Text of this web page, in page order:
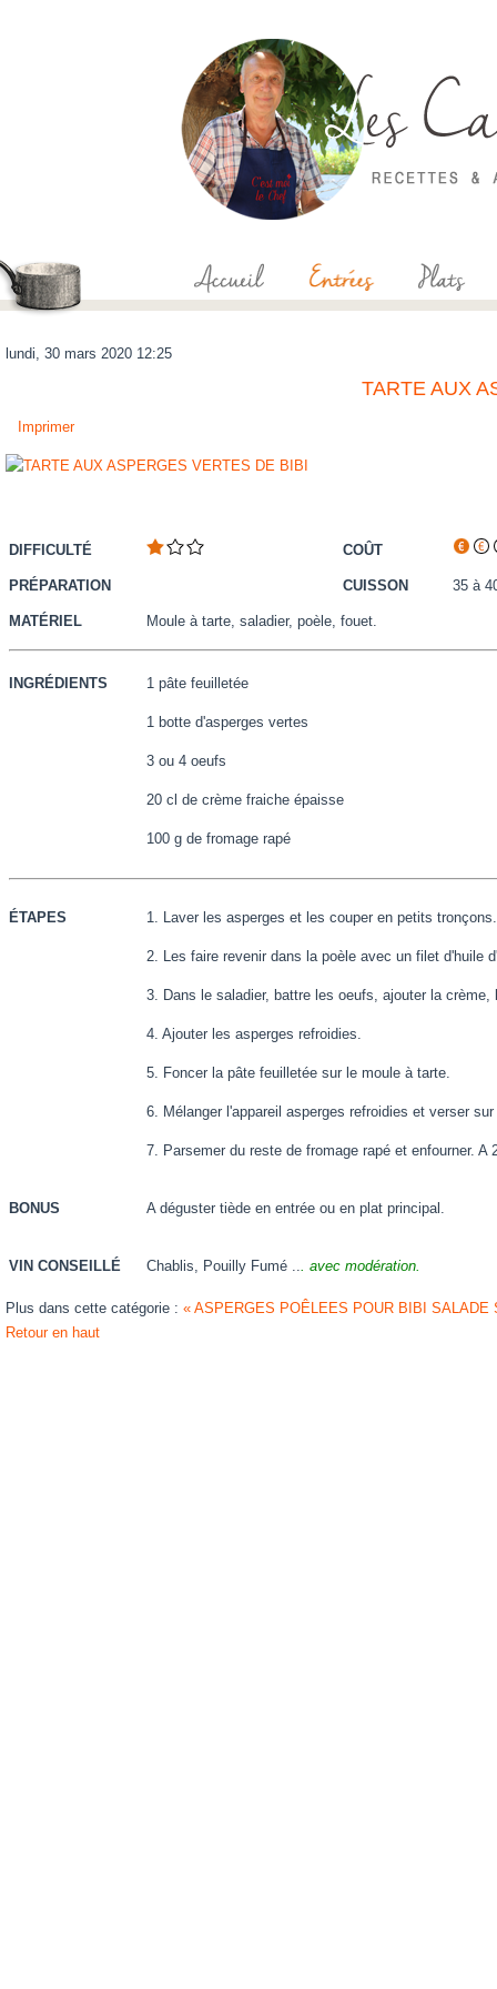
lundi, 30 mars 2020 12:25
TARTE AUX
Imprimer
DIFFICULTÉ COÛT
PRÉPARATION CUISSON 35 à
MATÉRIEL Moule à tarte, saladier, poèle, fouet.
INGRÉDIENTS 1 pâte feuilletée
1 botte d'asperges vertes
3 ou 4 oeufs
20 cl de crème fraiche épaisse
100 g de fromage rapé
ÉTAPES 1. Laver les asperges et les couper en petits tronçons.
2. Les faire revenir dans la poèle avec un filet d'huile
3. Dans le saladier, battre les oeufs, ajouter la
4. Ajouter les asperges refroidies.
5. Foncer la pâte feuilletée sur le moule à tarte.
6. Mélanger l'appareil asperges refroidies et verser
7. Parsemer du reste de fromage rapé et enfourner. A
BONUS A déguster tiède en entrée ou en plat principal.
VIN CONSEILLÉ Chablis, Pouilly Fumé ... avec modération.
Plus dans cette catégorie : « ASPERGES POÊLEES POUR BIBI SALADE
Retour en haut